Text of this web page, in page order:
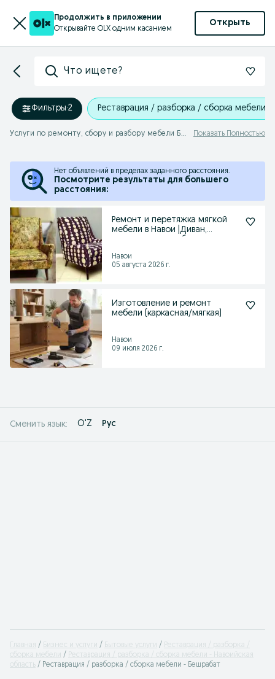
Продолжить в приложении
Открывайте OLX одним касанием
Открыть
Что ищете?
Фильтры·2 Реставрация / разборка / сборка мебели
Услуги по ремонту, сбору и разбору мебели Бешрабат Показать Полностью
Нет объявлений в пределах заданного расстояния.
Посмотрите результаты для большего
расстояния:
Ремонт и перетяжка мягкой
мебели в Навои |Диван,
Навои
05 августа 2026 г.
Изготовление и ремонт
мебели (каркасная/мягкая)
Навои
09 июля 2026 г.
Сменить язык: O'Z Рус
Главная Бизнес и услуги Бытовые услуги
Реставрация / разборка /
сборка мебели
Реставрация / разборка / сборка мебели - Навоийская
область
Реставрация / разборка / сборка мебели - Бешрабат